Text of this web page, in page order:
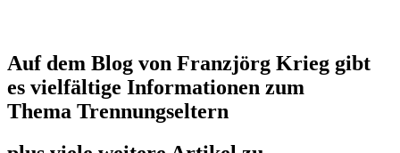
Auf dem Blog von Franzjörg Krieg gibt
es vielfältige Informationen zum
Thema Trennungseltern